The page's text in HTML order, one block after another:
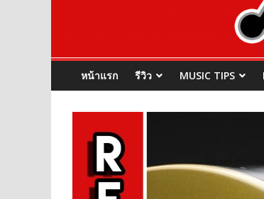
หน้าแรก รีวิว MUSIC TIPS